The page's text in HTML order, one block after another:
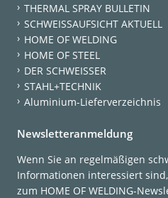
THERMAL SPRAY BULLETIN
SCHWEISSAUFSICHT AKTUELL
HOME OF WELDING
HOME OF STEEL
DER SCHWEISSER
STAHL+TECHNIK
Aluminium-Lieferverzeichnis
Newsletteranmeldung
Wenn Sie an regelmäßigen
Informationen interessiert
zum HOME OF WELDING-